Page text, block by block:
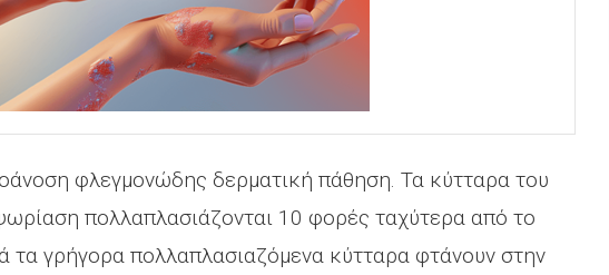
φλεγμονώδης δερματική πάθηση. Τα κύτταρα του
πολλαπλασιάζονται 10 φορές ταχύτερα από το
τα γρήγορα πολλαπλασιαζόμενα κύτταρα φτάνουν στην